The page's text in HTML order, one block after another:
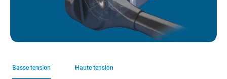
Basse tension Haute tension